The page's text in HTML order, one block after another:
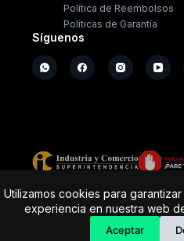
Utilizamos cookies para
experiencia en nuestra web
Aceptar
Política de Reembolsos
Políticas de Garantía
Síguenos
Copyright © -
Tienda de
software.